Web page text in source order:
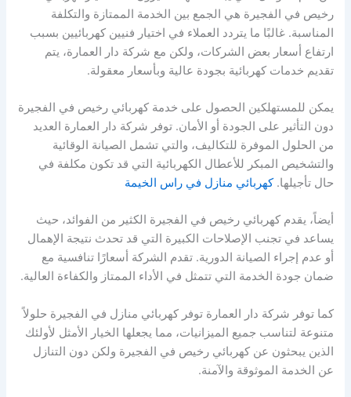
رخيص في الفجيرة هي الجمع بين الخدمة الممتازة والتكلفة
المناسبة. غالبًا ما يتردد العملاء في اختيار فنيين كهربائيين بسبب
ارتفاع أسعار بعض الشركات، ولكن مع شركة دار العمارة، يتم
تقديم خدمات كهربائية بجودة عالية وبأسعار معقولة.
يمكن للمستهلكين الحصول على خدمة كهربائي رخيص في الفجيرة
دون التأثير على الجودة أو الأمان. توفر شركة دار العمارة العديد
من الحلول الموفرة للتكاليف، والتي تشمل الصيانة الوقائية
والتشخيص المبكر للأعطال الكهربائية التي قد تكون مكلفة في
حال تأجيلها.كهربائي منازل في راس الخيمة
أيضاً، يقدم كهربائي رخيص في الفجيرة الكثير من الفوائد، حيث
يساعد في تجنب الإصلاحات الكبيرة التي قد تحدث نتيجة الإهمال
أو عدم إجراء الصيانة الدورية. تقدم الشركة أسعارًا تنافسية مع
ضمان جودة الخدمة التي تتمثل في الأداء الممتاز والكفاءة العالية.
كما توفر شركة دار العمارة توفر كهربائي منازل في الفجيرة حلولاً
متنوعة لتناسب جميع الميزانيات، مما يجعلها الخيار الأمثل لأولئك
الذين يبحثون عن كهربائي رخيص في الفجيرة ولكن دون التنازل
عن الخدمة الموثوقة والآمنة.